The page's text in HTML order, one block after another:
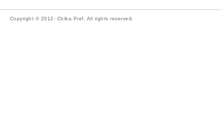
Copyright © 2012- Chiba Pref. All rights reserved.